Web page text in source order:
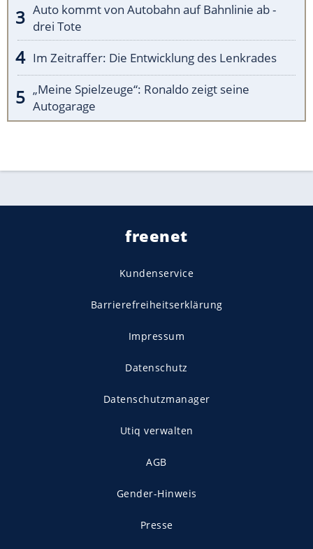
Auto kommt von Autobahn auf Bahnlinie ab -
drei Tote
Im Zeitraffer: Die Entwicklung des Lenkrades
„Meine Spielzeuge“: Ronaldo zeigt seine
Autogarage
freenet
Kundenservice
Barrierefreiheitserklärung
Impressum
Datenschutz
Datenschutzmanager
Utiq verwalten
AGB
Gender-Hinweis
Presse